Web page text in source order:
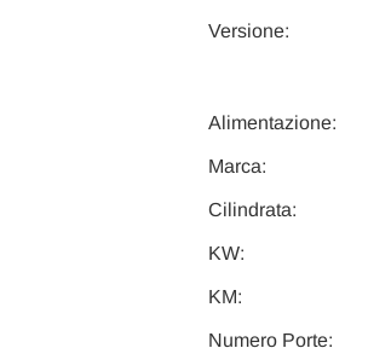
Versione:
Cilindrata:
Alimentazione:
Marca:
KW:
KM:
Numero Porte: